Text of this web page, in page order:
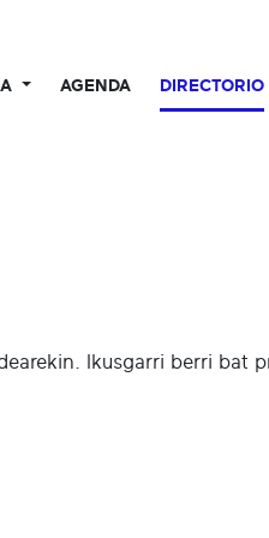
AGENDA DIRECTORIO
Ikusgarri berri bat